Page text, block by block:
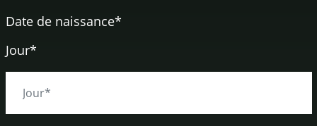
Date de naissance*
Jour*